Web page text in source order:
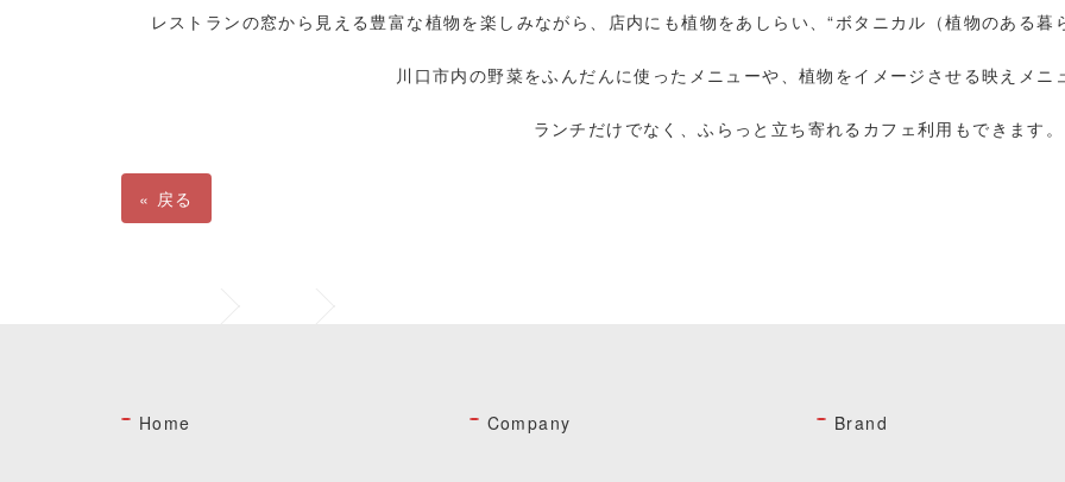
レストランの窓から見える豊富な植物を楽しみながら、店内にも植物をあしらい、“ボタニカル（植物のある
川口市内の野菜をふんだんに使ったメニューや、植物をイメージさせる映えメニ
ランチだけでなく、ふらっと立ち寄れるカフェ利用もできます。
« 戻る
Home Company Brand